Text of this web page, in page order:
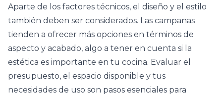
Aparte de los factores técnicos, el diseño y el estilo
también deben ser considerados. Las campanas
tienden a ofrecer más opciones en términos de
aspecto y acabado, algo a tener en cuenta si la
estética es importante en tu cocina. Evaluar el
presupuesto, el espacio disponible y tus
necesidades de uso son pasos esenciales para